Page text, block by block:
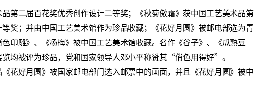
第二届百花奖优秀创作设计二等奖；《秋菊傲霜》获中国工艺美术品第
奖；并由中国工艺美术馆作为珍品收藏；《花好月圆》被邮电部选为青
印雕》、《杨梅》被中国工艺美术馆收藏。名作《谷子》、《瓜熟豆
均被评为珍品，党和国家领导人邓小平称赞其“俏色用得好”。
花好月圆》被国家邮电部门选入邮票中的画面，并且《花好月圆》被中